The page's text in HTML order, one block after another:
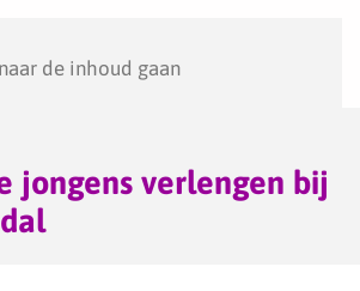
de inhoud gaan
jongens verlengen bij